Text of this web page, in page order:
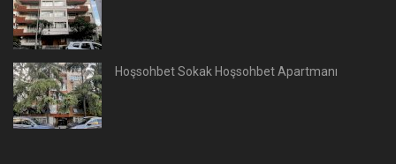
Hoşsohbet Sokak Hoşsohbet Apartmanı